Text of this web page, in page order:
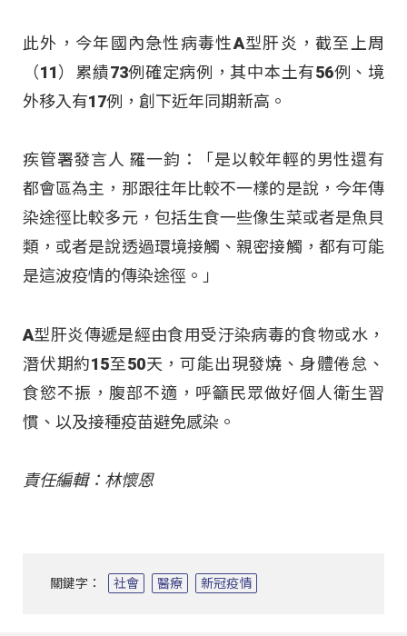
此外，今年國內急性病毒性A型肝炎，截至上周
（11）累績73例確定病例，其中本土有56例、境
外移入有17例，創下近年同期新高。
疾管署發言人 羅一鈞：「是以較年輕的男性還有
都會區為主，那跟往年比較不一樣的是說，今年傳
染途徑比較多元，包括生食一些像生菜或者是魚貝
類，或者是說透過環境接觸、親密接觸，都有可能
是這波疫情的傳染途徑。」
A型肝炎傳遞是經由食用受汙染病毒的食物或水，
潛伏期約15至50天，可能出現發燒、身體倦怠、
食慾不振，腹部不適，呼籲民眾做好個人衛生習
慣、以及接種疫苗避免感染。
責任編輯：林懷恩
關鍵字： 社會 醫療 新冠疫情